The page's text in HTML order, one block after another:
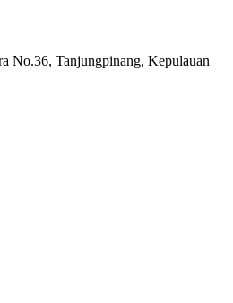
No.36, Tanjungpinang, Kepulauan